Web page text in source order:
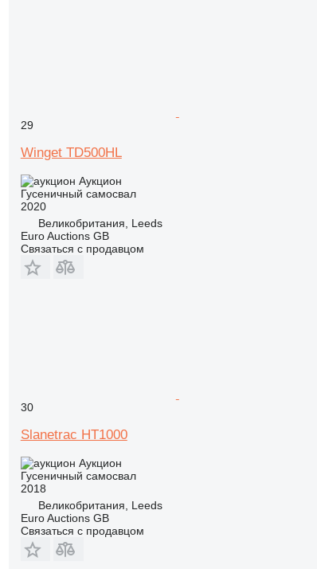
29
Winget TD500HL
Аукцион
Гусеничный самосвал
2020
Великобритания, Leeds
Euro Auctions GB
Связаться с продавцом
30
Slanetrac HT1000
Аукцион
Гусеничный самосвал
2018
Великобритания, Leeds
Euro Auctions GB
Связаться с продавцом